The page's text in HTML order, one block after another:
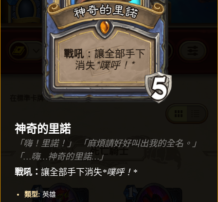
在標準卡牌中找到1152張卡牌
死亡騎士
神奇的里諾
「嗨！里諾！」 「麻煩請好好叫出我的全名。」
「…嗨…神奇的里諾…」
戰吼： 讓全部手下消失*噗呼！*
類型: 英雄